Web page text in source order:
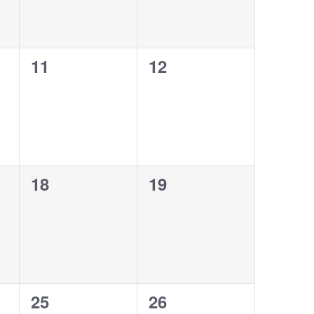
0
11
0
12
0
18
0
19
0
25
0
26